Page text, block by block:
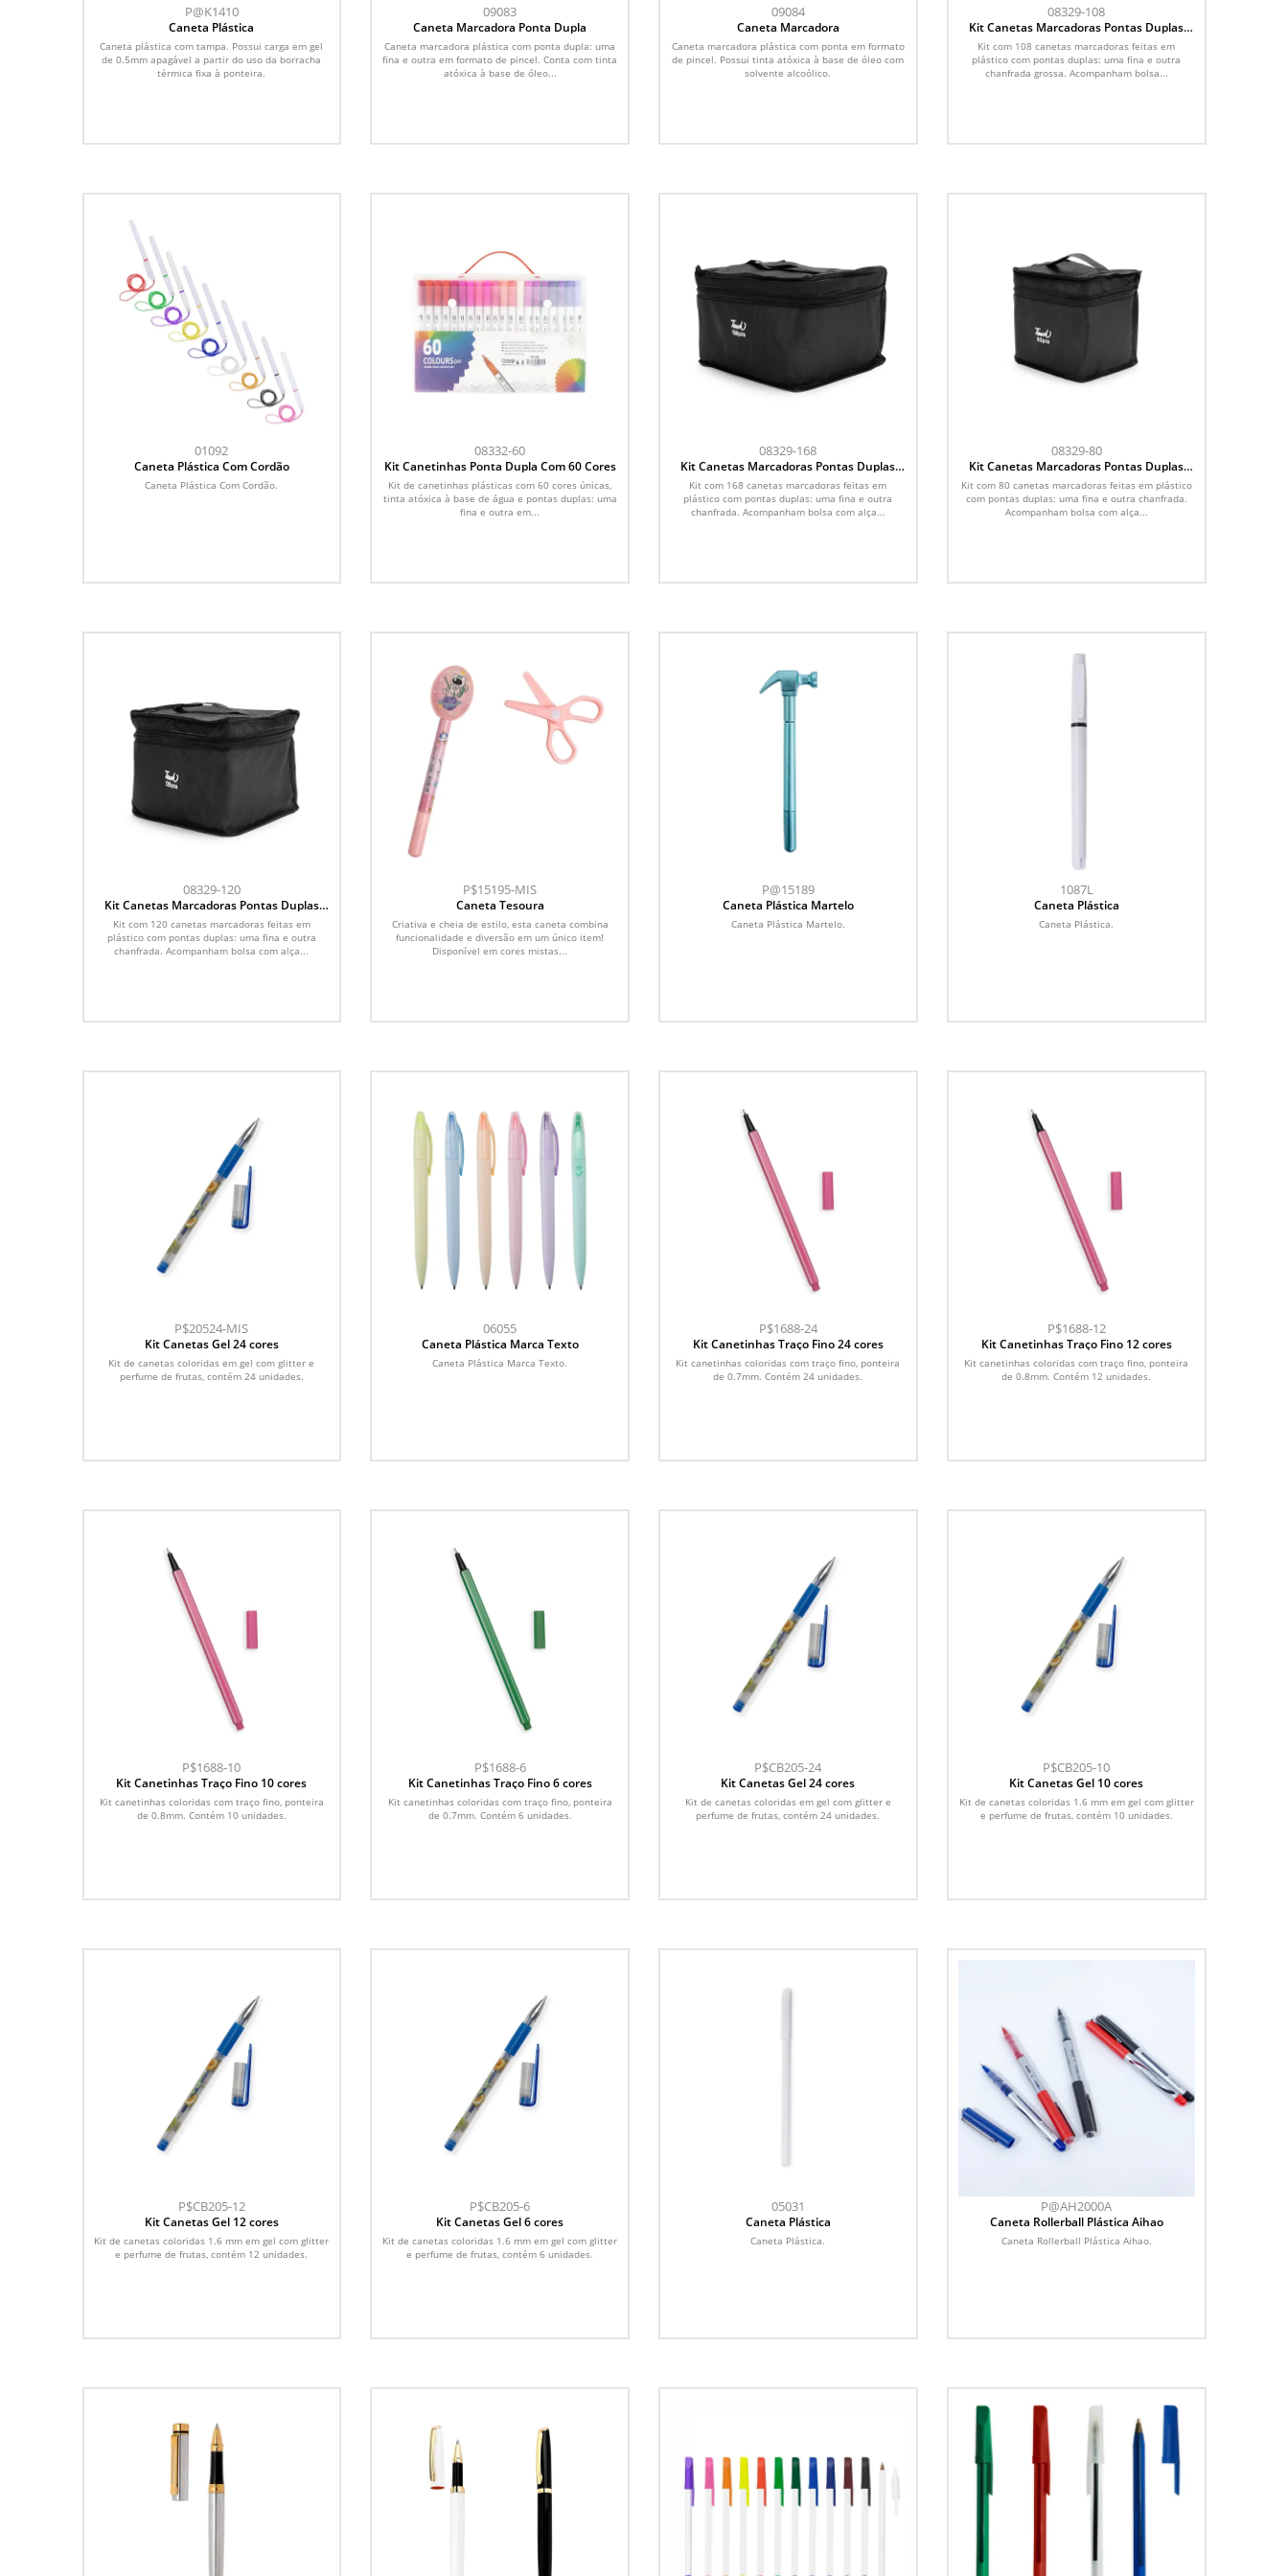
P@K1410
Caneta Plástica
Caneta plástica com tampa. Possui carga em gel
de 0.5mm apagável a partir do uso da borracha
térmica fixa à ponteira.
09083
Caneta Marcadora Ponta Dupla
Caneta marcadora plástica com ponta dupla: uma
fina e outra em formato de pincel. Conta com tinta
atóxica à base de óleo...
09084
Caneta Marcadora
Caneta marcadora plástica com ponta em formato
de pincel. Possui tinta atóxica à base de óleo com
solvente alcoólico.
08329-108
Kit Canetas Marcadoras Pontas Duplas
Kit com 108 canetas marcadoras feitas em
plástico com pontas duplas: uma fina e outra
chanfrada grossa. Acompanham bolsa...
01092
Caneta Plástica Com Cordão
Caneta Plástica Com Cordão.
08332-60
Kit Canetinhas Ponta Dupla Com 60 Cores
Kit de canetinhas plásticas com 60 cores únicas,
tinta atóxica à base de água e pontas duplas: uma
fina e outra em...
08329-168
Kit Canetas Marcadoras Pontas Duplas
com 168 Cores
Kit com 168 canetas marcadoras feitas em
plástico com pontas duplas: uma fina e outra
chanfrada. Acompanham bolsa com alça...
08329-80
Kit Canetas Marcadoras Pontas Duplas
com 80 Cores
Kit com 80 canetas marcadoras feitas em plástico
com pontas duplas: uma fina e outra chanfrada.
Acompanham bolsa com alça...
08329-120
Kit Canetas Marcadoras Pontas Duplas
com 120 Cores
Kit com 120 canetas marcadoras feitas em
plástico com pontas duplas: uma fina e outra
chanfrada. Acompanham bolsa com alça...
P$15195-MIS
Caneta Tesoura
Criativa e cheia de estilo, esta caneta combina
funcionalidade e diversão em um único item!
Disponível em cores mistas...
P@15189
Caneta Plástica Martelo
Caneta Plástica Martelo.
1087L
Caneta Plástica
Caneta Plástica.
P$20524-MIS
Kit Canetas Gel 24 cores
Kit de canetas coloridas em gel com glitter e
perfume de frutas, contém 24 unidades.
06055
Caneta Plástica Marca Texto
Caneta Plástica Marca Texto.
P$1688-24
Kit Canetinhas Traço Fino 24 cores
Kit canetinhas coloridas com traço fino, ponteira
de 0.7mm. Contém 24 unidades.
P$1688-12
Kit Canetinhas Traço Fino 12 cores
Kit canetinhas coloridas com traço fino, ponteira
de 0.8mm. Contém 12 unidades.
P$1688-10
Kit Canetinhas Traço Fino 10 cores
Kit canetinhas coloridas com traço fino, ponteira
de 0.8mm. Contém 10 unidades.
P$1688-6
Kit Canetinhas Traço Fino 6 cores
Kit canetinhas coloridas com traço fino, ponteira
de 0.7mm. Contém 6 unidades.
P$CB205-24
Kit Canetas Gel 24 cores
Kit de canetas coloridas em gel com glitter e
perfume de frutas, contém 24 unidades.
P$CB205-10
Kit Canetas Gel 10 cores
Kit de canetas coloridas 1.6 mm em gel com glitter
e perfume de frutas, contém 10 unidades.
P$CB205-12
Kit Canetas Gel 12 cores
Kit de canetas coloridas 1.6 mm em gel com glitter
e perfume de frutas, contém 12 unidades.
P$CB205-6
Kit Canetas Gel 6 cores
Kit de canetas coloridas 1.6 mm em gel com glitter
e perfume de frutas, contém 6 unidades.
05031
Caneta Plástica
Caneta Plástica.
P@AH2000A
Caneta Rollerball Plástica Aihao
Caneta Rollerball Plástica Aihao.